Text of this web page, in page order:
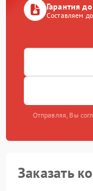
Гарантия
Составляем
Отправляя, Вы
Заказать